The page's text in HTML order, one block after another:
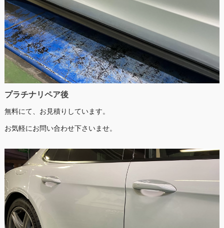
プラチナリペア後
無料にて、お見積りしています。
お気軽にお問い合わせ下さいませ。